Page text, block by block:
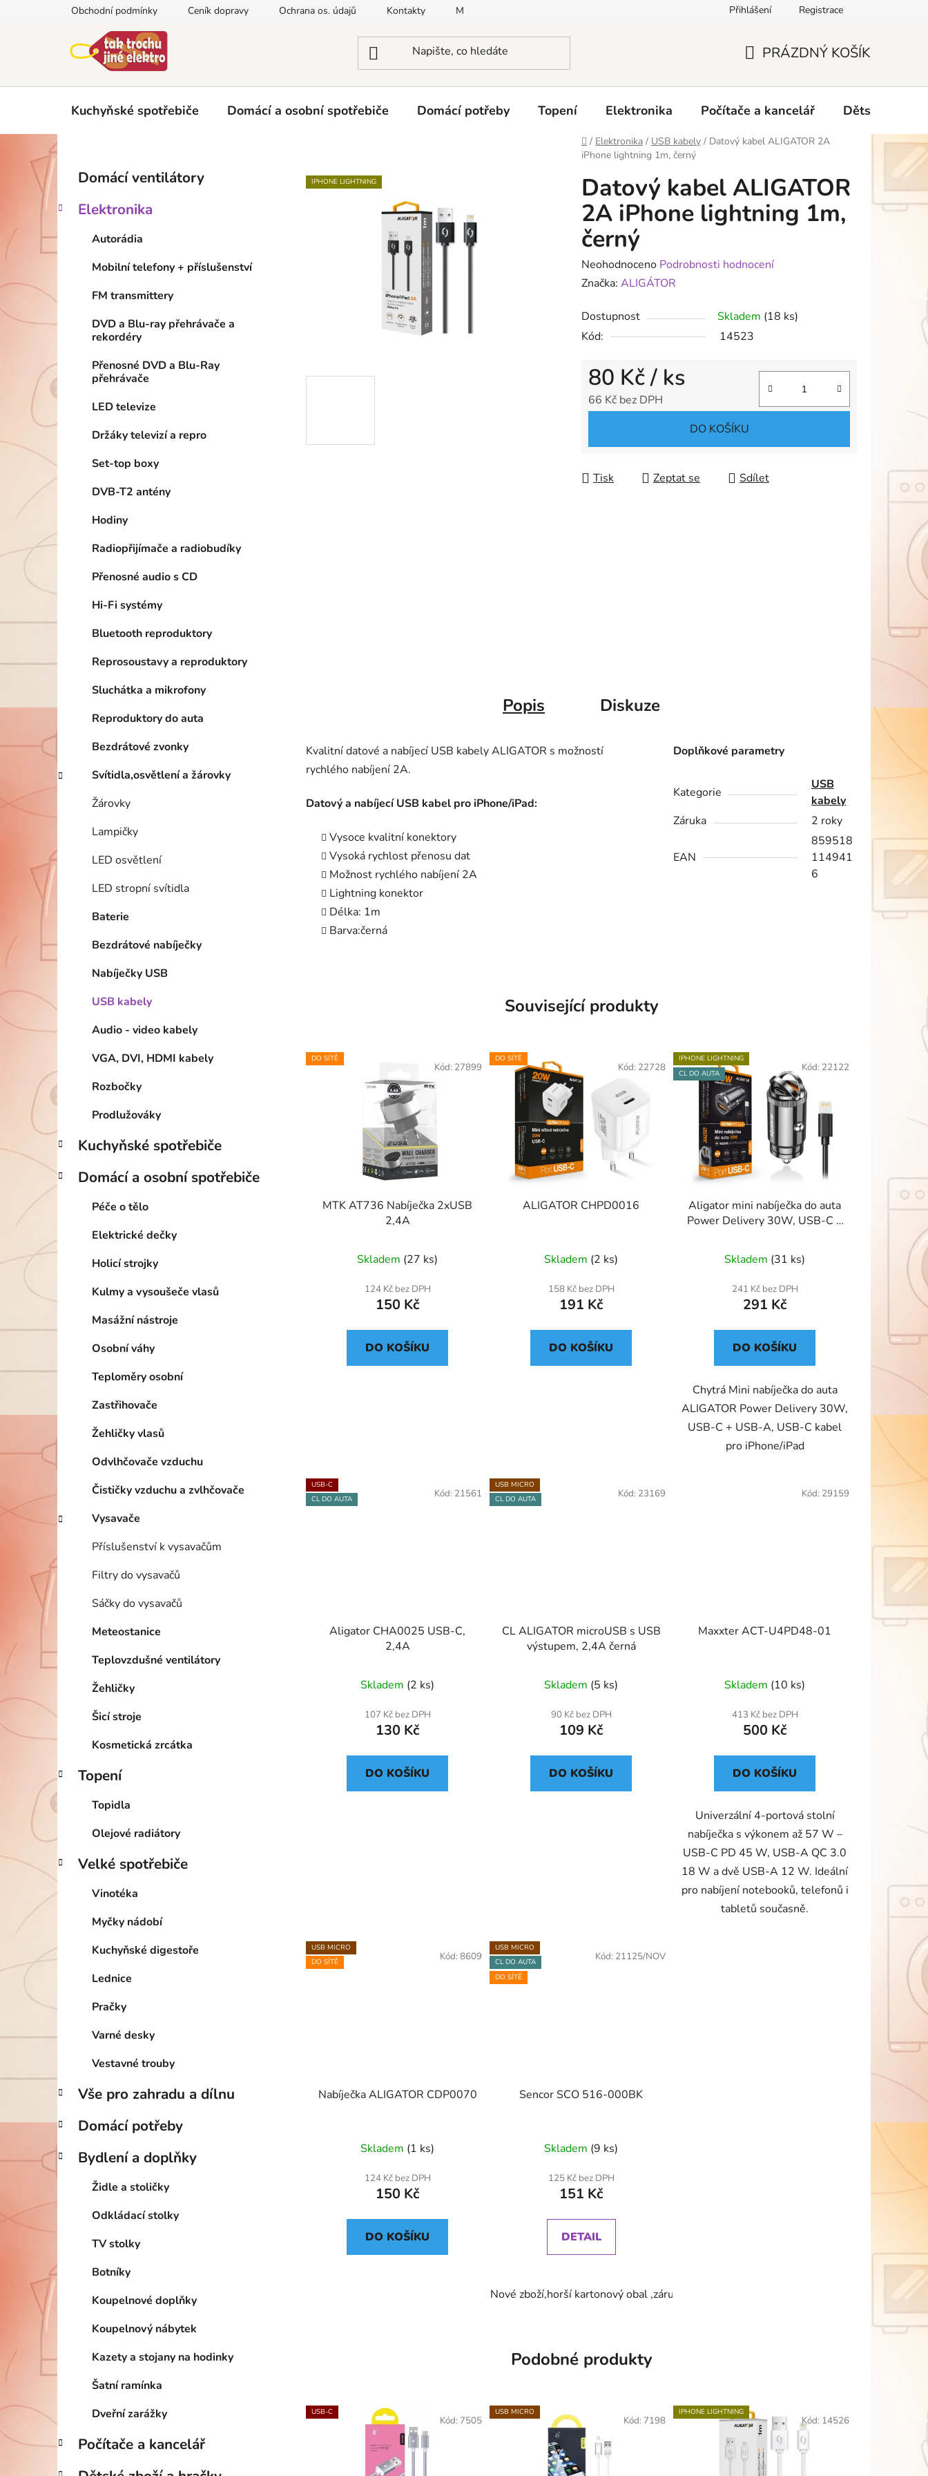
Obchodní podmínky Ceník dopravy Ochrana os. údajů Kontakty Moje objednávka Přihlášení Registrace
KOŠÍK
PRÁZDNÝ KOŠÍK
Kuchyňské spotřebiče Domácí a osobní spotřebiče Domácí potřeby Topení Elektronika Počítače a kancelář Dětské zboží
Domů
/ Elektronika / USB kabely / Datový kabel ALIGATOR 2A
iPhone lightning 1m, černý
s
r
a
n
p
n
e
l
Přeskočit
kategorie
e
o
r
Domácí ventilátory
Elektronika
Autorádia
Mobilní telefony + příslušenství
FM transmittery
DVD a Blu-ray přehrávače a
rekordéry
Přenosné DVD a Blu-Ray
přehrávače
LED televize
Držáky televizí a repro
Set-top boxy
DVB-T2 antény
Hodiny
Radiopřijímače a radiobudíky
Přenosné audio s CD
Hi-Fi systémy
Bluetooth reproduktory
Reprosoustavy a reproduktory
Sluchátka a mikrofony
Reproduktory do auta
Bezdrátové zvonky
Svítidla,osvětlení a žárovky
Žárovky
Lampičky
LED osvětlení
LED stropní svítidla
Baterie
Bezdrátové nabíječky
Nabíječky USB
USB kabely
Audio - video kabely
VGA, DVI, HDMI kabely
Rozbočky
Prodlužováky
Kuchyňské spotřebiče
Domácí a osobní spotřebiče
Péče o tělo
Elektrické dečky
Holicí strojky
Kulmy a vysoušeče vlasů
Masážní nástroje
Osobní váhy
Teploměry osobní
Zastřihovače
Žehličky vlasů
Odvlhčovače vzduchu
Čističky vzduchu a zvlhčovače
Vysavače
Příslušenství k vysavačům
Filtry do vysavačů
Sáčky do vysavačů
Meteostanice
Teplovzdušné ventilátory
Žehličky
Šicí stroje
Kosmetická zrcátka
Topení
Topidla
Olejové radiátory
Velké spotřebiče
Vinotéka
Myčky nádobí
Kuchyňské digestoře
Lednice
Pračky
Varné desky
Vestavné trouby
Vše pro zahradu a dílnu
Domácí potřeby
Bydlení a doplňky
Židle a stoličky
Odkládací stolky
TV stolky
Botníky
Koupelnové doplňky
Koupelnový nábytek
Kazety a stojany na hodinky
Šatní ramínka
Dveřní zarážky
Počítače a kancelář
Datový kabel ALIGATOR
2A iPhone lightning 1m,
černý
Průměrné
hodnocení
je
0,0
hvězdiček.
Neohodnoceno Podrobnosti hodnocení
Značka: ALIGÁTOR
Dostupnost Skladem (18 ks)
Kód:
14523
80 Kč/ ks
66 Kč bez DPH
DO KOŠÍKU
Tisk Zeptat se Sdílet
IPHONE LIGHTNING
Popis Diskuze
Kvalitní datové a nabíjecí USB kabely ALIGATOR s možností
rychlého nabíjení 2A.
Datový a nabíjecí USB kabel pro iPhone/iPad:
Vysoce kvalitní konektory
Vysoká rychlost přenosu dat
Možnost rychlého nabíjení 2A
Lightning konektor
Délka: 1m
Barva:černá
Doplňkové parametry
Kategorie
USB
kabely
Záruka
2 roky
EAN
859518
114941
6
Související produkty
DO SÍTĚ
MTK AT736 Nabíječka 2xUSB
2,4A
Skladem (27 ks)
124 Kč bez DPH
150 Kč
DO KOŠÍKU
Kód: 27899
DO SÍTĚ
ALIGATOR CHPD0016
Skladem (2 ks)
158 Kč bez DPH
191 Kč
DO KOŠÍKU
Kód: 22728
IPHONE LIGHTNING
CL DO AUTA
Aligator mini nabíječka do auta
Power Delivery 30W, USB-C +
iPhone/iPad CHPD0008
Skladem (31 ks)
241 Kč bez DPH
291 Kč
DO KOŠÍKU
Chytrá Mini nabíječka do auta
ALIGATOR Power Delivery 30W,
USB-C + USB-A, USB-C kabel
pro iPhone/iPad
Kód: 22122
USB-C
CL DO AUTA
Aligator CHA0025 USB-C,
2,4A
Skladem (2 ks)
107 Kč bez DPH
130 Kč
DO KOŠÍKU
Kód: 21561
USB MICRO
CL DO AUTA
CL ALIGATOR microUSB s USB
výstupem, 2,4A černá
Skladem (5 ks)
90 Kč bez DPH
109 Kč
DO KOŠÍKU
Kód: 23169
Maxxter ACT-U4PD48-01
Skladem (10 ks)
413 Kč bez DPH
500 Kč
DO KOŠÍKU
Univerzální 4-portová stolní
nabíječka s výkonem až 57 W –
USB-C PD 45 W, USB-A QC 3.0
18 W a dvě USB-A 12 W. Ideální
pro nabíjení notebooků, telefonů i
tabletů současně.
Kód: 29159
USB MICRO
DO SÍTĚ
Nabíječka ALIGATOR CDP0070
Skladem (1 ks)
124 Kč bez DPH
150 Kč
DO KOŠÍKU
Kód: 8609
USB MICRO
CL DO AUTA
DO SÍTĚ
Sencor SCO 516-000BK
Skladem (9 ks)
125 Kč bez DPH
151 Kč
DETAIL
Nové zboží,horší kartonový obal ,záruka 24 měsíců
Kód: 21125/NOV
Podobné produkty
USB-C
Kód: 7505
USB MICRO
Kód: 7198
IPHONE LIGHTNING
Kód: 14526